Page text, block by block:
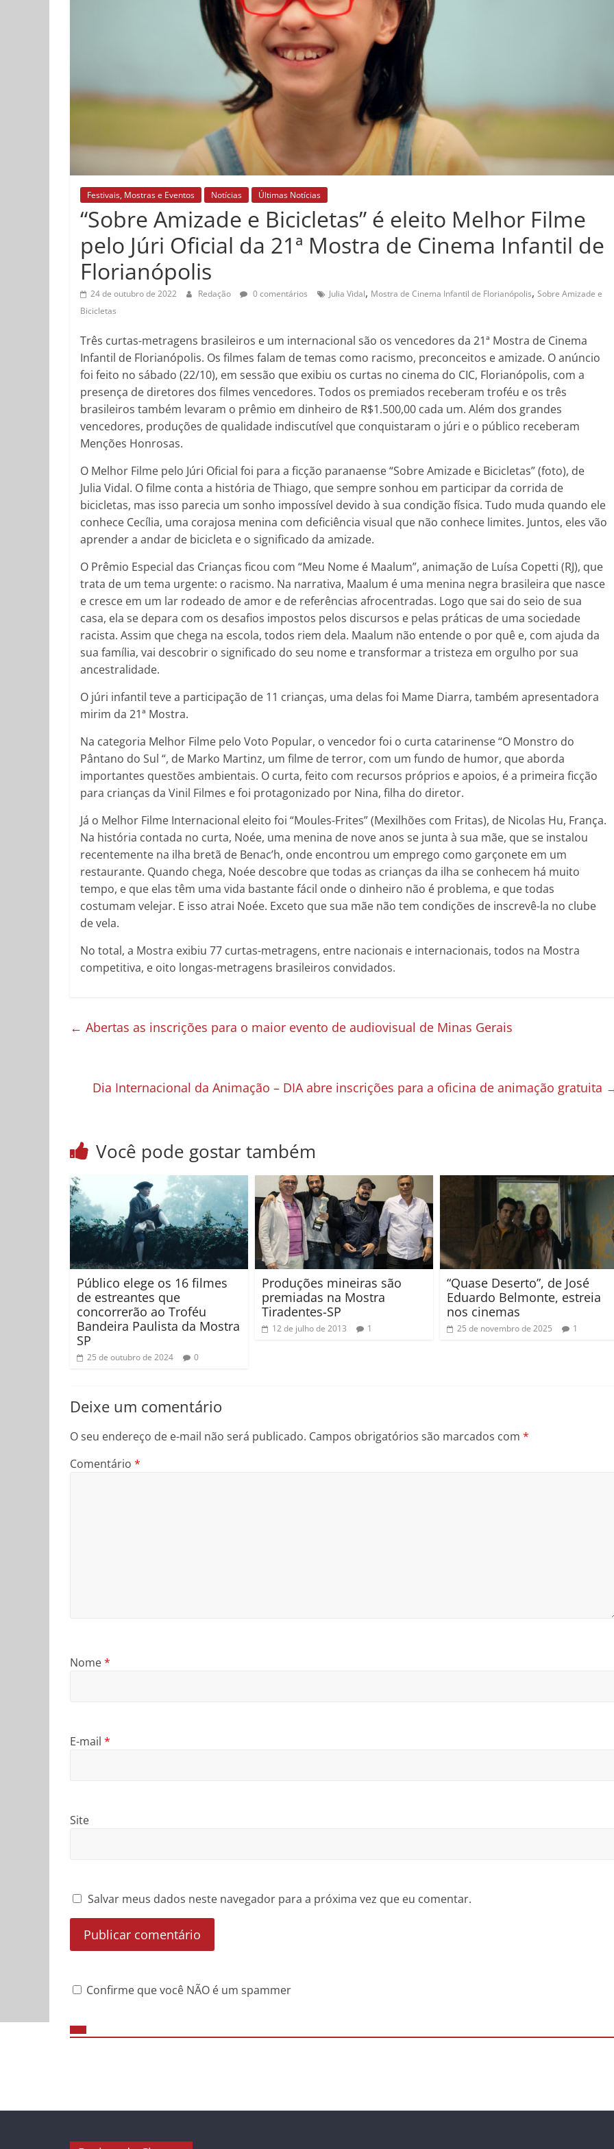
Festivais, Mostras e Eventos Notícias Últimas Notícias
“Sobre Amizade e Bicicletas” é eleito Melhor Filme
pelo Júri Oficial da 21ª Mostra de Cinema Infantil de
Florianópolis
24 de outubro de 2022 Redação 0 comentários Julia Vidal, Mostra de Cinema Infantil de Florianópolis, Sobre Amizade e
Bicicletas
Três curtas-metragens brasileiros e um internacional são os vencedores da 21ª Mostra de Cinema
Infantil de Florianópolis. Os filmes falam de temas como racismo, preconceitos e amizade. O anúncio
foi feito no sábado (22/10), em sessão que exibiu os curtas no cinema do CIC, Florianópolis, com a
presença de diretores dos filmes vencedores. Todos os premiados receberam troféu e os três
brasileiros também levaram o prêmio em dinheiro de R$1.500,00 cada um. Além dos grandes
vencedores, produções de qualidade indiscutível que conquistaram o júri e o público receberam
Menções Honrosas.
O Melhor Filme pelo Júri Oficial foi para a ficção paranaense “Sobre Amizade e Bicicletas” (foto), de
Julia Vidal. O filme conta a história de Thiago, que sempre sonhou em participar da corrida de
bicicletas, mas isso parecia um sonho impossível devido à sua condição física. Tudo muda quando ele
conhece Cecília, uma corajosa menina com deficiência visual que não conhece limites. Juntos, eles vão
aprender a andar de bicicleta e o significado da amizade.
O Prêmio Especial das Crianças ficou com “Meu Nome é Maalum”, animação de Luísa Copetti (RJ), que
trata de um tema urgente: o racismo. Na narrativa, Maalum é uma menina negra brasileira que nasce
e cresce em um lar rodeado de amor e de referências afrocentradas. Logo que sai do seio de sua
casa, ela se depara com os desafios impostos pelos discursos e pelas práticas de uma sociedade
racista. Assim que chega na escola, todos riem dela. Maalum não entende o por quê e, com ajuda da
sua família, vai descobrir o significado do seu nome e transformar a tristeza em orgulho por sua
ancestralidade.
O júri infantil teve a participação de 11 crianças, uma delas foi Mame Diarra, também apresentadora
mirim da 21ª Mostra.
Na categoria Melhor Filme pelo Voto Popular, o vencedor foi o curta catarinense “O Monstro do
Pântano do Sul “, de Marko Martinz, um filme de terror, com um fundo de humor, que aborda
importantes questões ambientais. O curta, feito com recursos próprios e apoios, é a primeira ficção
para crianças da Vinil Filmes e foi protagonizado por Nina, filha do diretor.
Já o Melhor Filme Internacional eleito foi “Moules-Frites” (Mexilhões com Fritas), de Nicolas Hu, França.
Na história contada no curta, Noée, uma menina de nove anos se junta à sua mãe, que se instalou
recentemente na ilha bretã de Benac’h, onde encontrou um emprego como garçonete em um
restaurante. Quando chega, Noée descobre que todas as crianças da ilha se conhecem há muito
tempo, e que elas têm uma vida bastante fácil onde o dinheiro não é problema, e que todas
costumam velejar. E isso atrai Noée. Exceto que sua mãe não tem condições de inscrevê-la no clube
de vela.
No total, a Mostra exibiu 77 curtas-metragens, entre nacionais e internacionais, todos na Mostra
competitiva, e oito longas-metragens brasileiros convidados.
← Abertas as inscrições para o maior evento de audiovisual de Minas Gerais
Dia Internacional da Animação – DIA abre inscrições para a oficina de animação gratuita
Você pode gostar também
Público elege os 16 filmes
de estreantes que
concorrerão ao Troféu
Bandeira Paulista da Mostra
SP
25 de outubro de 2024 0
Produções mineiras são
premiadas na Mostra
Tiradentes-SP
12 de julho de 2013 1
“Quase Deserto”, de José
Eduardo Belmonte, estreia
nos cinemas
25 de novembro de 2025 1
Deixe um comentário
O seu endereço de e-mail não será publicado. Campos obrigatórios são marcados com *
Comentário *
Nome*
E-mail *
Site
Salvar meus dados neste navegador para a próxima vez que eu comentar.
Confirme que você NÃO é um spammer